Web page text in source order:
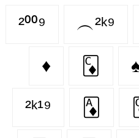
²⁰⁰⁹ ︵²ᵏ⁹
♦️ 🃌
²ᵏ¹⁹ 🃁